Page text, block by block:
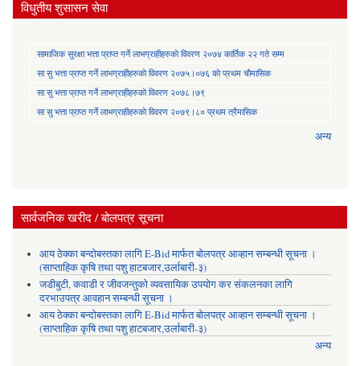
विधुतीय शुसासन सेवा
सामाजिक सुरक्षा भत्ता प्राप्त गर्ने लाभग्राहीहरुकाे विवरण २०७४ कार्तिक २२ गते सम्म
सा‍ सु भत्ता प्राप्त गर्ने लाभग्राहीहरुकाे विवरण २०७५।०७६ काे प्रथम चाैमासिक
सा‍ सु भत्ता प्राप्त गर्ने लाभग्राहीहरुकाे विवरण २०७८।७९
सा‍ सु भत्ता प्राप्त गर्ने लाभग्राहीहरुकाे विवरण २०७९।८० प्रथम त्रैमासिक
अन्य
सार्वजनिक खरीद / बोलपत्र सूचना
आय ठेक्का बन्दोबस्तका लागि E-Bid मार्फत बोलपत्र आव्हान सम्बन्धी सूचना ।
(साप्ताहिक कृषि तथा पशु हाटबजार,उर्लाबारी-३)
जडीबुटी, कवाडी र जीवजन्तुको व्यवसायिक उपयोग कर संकलनका लागि
दरभाउपत्र आवहान सम्बन्धी सूचना ।
आय ठेक्का बन्दोबस्तका लागि E-Bid मार्फत बोलपत्र आव्हान सम्बन्धी सूचना ।
(साप्ताहिक कृषि तथा पशु हाटबजार,उर्लाबारी-३)
अन्य